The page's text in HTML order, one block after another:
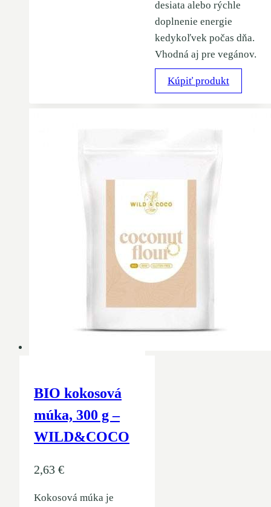
desiata alebo rýchle
doplnenie energie
kedykoľvek počas dňa.
Vhodná aj pre vegánov.
Kúpiť produkt
BIO kokosová
múka, 300 g –
WILD&COCO
2,63 €
Kokosová múka je